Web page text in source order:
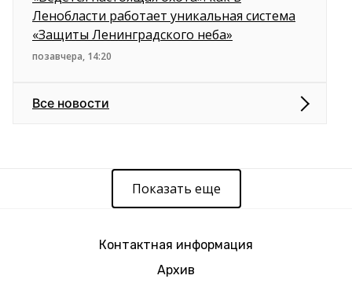
Ленобласти работает уникальная система
«Защиты Ленинградского неба»
позавчера, 14:20
Все новости
Показать еще
Контактная информация
Архив